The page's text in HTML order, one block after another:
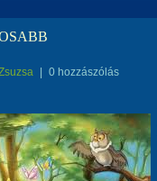
0 hozzászólás